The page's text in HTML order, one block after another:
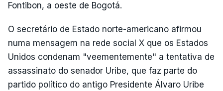
Fontibon, a oeste de Bogotá.
O secretário de Estado norte-americano afirmou
numa mensagem na rede social X que os Estados
Unidos condenam "veementemente" a tentativa de
assassinato do senador Uribe, que faz parte do
partido político do antigo Presidente Álvaro Uribe